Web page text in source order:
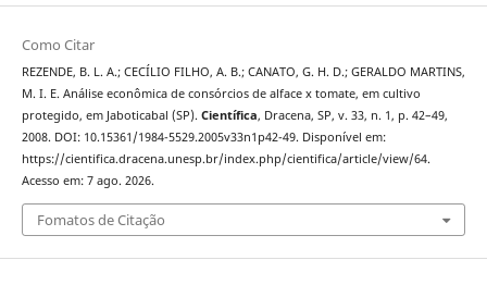
Como Citar
REZENDE, B. L. A.; CECÍLIO FILHO, A. B.; CANATO, G. H. D.; GERALDO MARTINS,
M. I. E. Análise econômica de consórcios de alface x tomate, em cultivo
protegido, em Jaboticabal (SP). Científica, Dracena, SP, v. 33, n. 1, p. 42–49,
2008. DOI: 10.15361/1984-5529.2005v33n1p42-49. Disponível em:
https://cientifica.dracena.unesp.br/index.php/cientifica/article/view/64.
Acesso em: 7 ago. 2026.
Fomatos de Citação